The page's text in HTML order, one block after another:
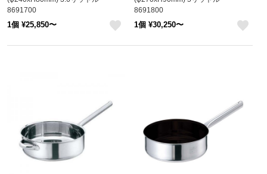
8691700
1個 ¥25,850〜
8691800
1個 ¥30,250〜